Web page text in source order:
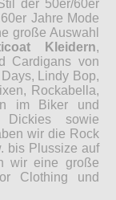
der 50er/60er
Jahre Mode
große Auswahl
Kleidern,
Cardigans von
Lindy Bop,
Rockabella,
im Biker und
Dickies sowie
wir die Rock
bis Plussize auf
wir eine große
Clothing und